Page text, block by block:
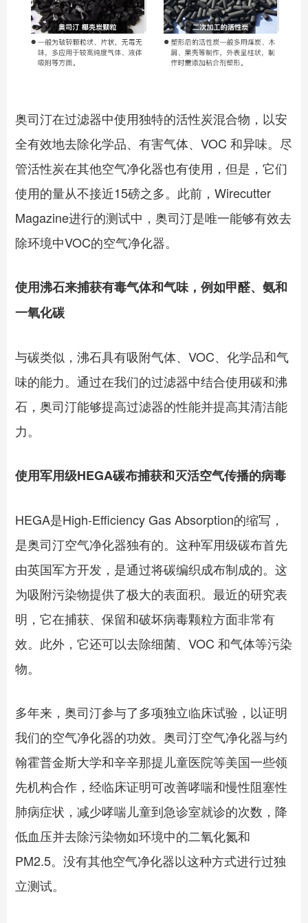
奥司汀在过滤器中使用独特的活性炭混合物，以安
全有效地去除化学品、有害气体、VOC 和异味。尽
管活性炭在其他空气净化器也有使用，但是，它们
使用的量从不接近15磅之多。此前，Wirecutter
Magazine进行的测试中，奥司汀是唯一能够有效去
除环境中VOC的空气净化器。
使用沸石来捕获有毒气体和气味，例如甲醛、氨和
一氧化碳
与碳类似，沸石具有吸附气体、VOC、化学品和气
味的能力。通过在我们的过滤器中结合使用碳和沸
石，奥司汀能够提高过滤器的性能并提高其清洁能
力。
使用军用级HEGA碳布捕获和灭活空气传播的病毒
HEGA是High-Efficiency Gas Absorption的缩写，
是奥司汀空气净化器独有的。这种军用级碳布首先
由英国军方开发，是通过将碳编织成布制成的。这
为吸附污染物提供了极大的表面积。最近的研究表
明，它在捕获、保留和破坏病毒颗粒方面非常有
效。此外，它还可以去除细菌、VOC 和气体等污染
物。
多年来，奥司汀参与了多项独立临床试验，以证明
我们的空气净化器的功效。奥司汀空气净化器与约
翰霍普金斯大学和辛辛那提儿童医院等美国一些领
先机构合作，经临床证明可改善哮喘和慢性阻塞性
肺病症状，减少哮喘儿童到急诊室就诊的次数，降
低血压并去除污染物如环境中的二氧化氮和
PM2.5。没有其他空气净化器以这种方式进行过独
立测试。